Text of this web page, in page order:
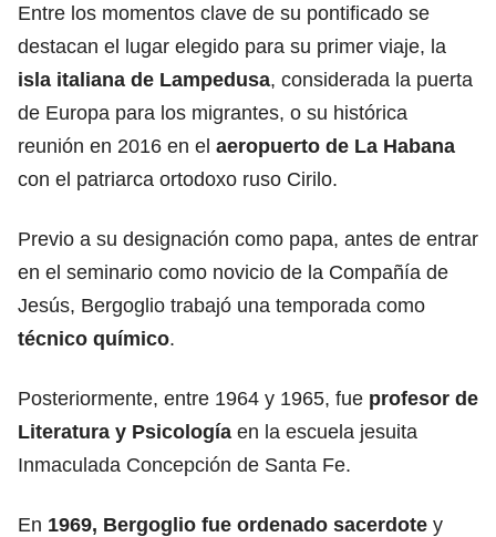
Entre los momentos clave de su pontificado se
destacan el lugar elegido para su primer viaje, la
isla italiana de Lampedusa, considerada la puerta
de Europa para los migrantes, o su histórica
reunión en 2016 en el aeropuerto de La Habana
con el patriarca ortodoxo ruso Cirilo.
Previo a su designación como papa, antes de entrar
en el seminario como novicio de la Compañía de
Jesús, Bergoglio trabajó una temporada como
técnico químico.
Posteriormente, entre 1964 y 1965, fue profesor de
Literatura y Psicología en la escuela jesuita
Inmaculada Concepción de Santa Fe.
En 1969, Bergoglio fue ordenado sacerdote y